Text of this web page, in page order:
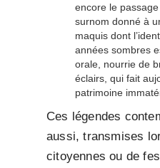
encore le passage
surnom donné à
maquis dont
années sombres
orale, nourrie de
éclairs, qui fait
patrimoine
Ces légendes
aussi, transmises
citoyennes ou de